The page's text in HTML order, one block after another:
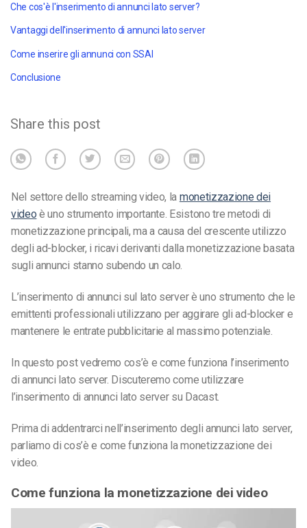
Che cos'è l'inserimento di annunci lato server?
Vantaggi dell'inserimento di annunci lato server
Come inserire gli annunci con SSAI
Conclusione
Share this post
Nel settore dello streaming video, la monetizzazione dei
video è uno strumento importante. Esistono tre metodi di
monetizzazione principali, ma a causa del crescente utilizzo
degli ad-blocker, i ricavi derivanti dalla monetizzazione basata
sugli annunci stanno subendo un calo.
L’inserimento di annunci sul lato server è uno strumento che le
emittenti professionali utilizzano per aggirare gli ad-blocker e
mantenere le entrate pubblicitarie al massimo potenziale.
In questo post vedremo cos’è e come funziona l’inserimento
di annunci lato server. Discuteremo come utilizzare
l’inserimento di annunci lato server su Dacast.
Prima di addentrarci nell’inserimento degli annunci lato server,
parliamo di cos’è e come funziona la monetizzazione dei
video.
Come funziona la monetizzazione dei video